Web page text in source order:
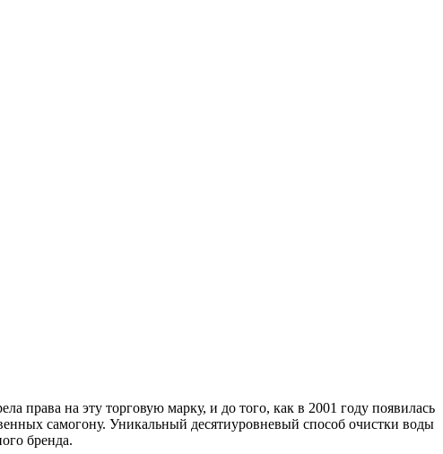
права на эту торговую марку, и до того, как в 2001 году появилась
самогону. Уникальный десятиуровневый способ очистки воды
бренда.